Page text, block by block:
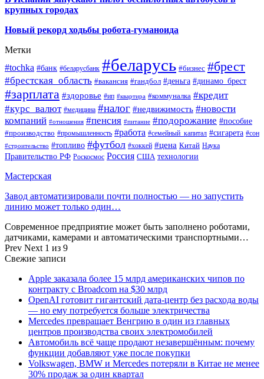
крупных городах
Новый рекорд ходьбы робота-гуманоида
Метки
#tochka #банк #беларусбанк #беларусь #бизнес #брест
#брестская_область #вакансия #гандбол #деньга #динамо_брест
#зарплата #здоровье #ип #квартира #коммуналка #кредит
#курс_валют #медицина #налог #недвижимость #новости
компаний #отношения #пенсия #питание #подорожание #пособие
#производство #промышленность #работа #семейный_капитал #сигарета #сон
#строительство #топливо #футбол #хоккей #цена Китай Наука
Правительство РФ Роскосмос Россия США технологии
Мастерская
Завод автоматизировали почти полностью — но запустить
линию может только один…
Современное предприятие может быть заполнено роботами,
датчиками, камерами и автоматическими транспортными…
Prev Next 1 из 9
Свежие записи
Apple заказала более 15 млрд американских чипов по
контракту с Broadcom на $30 млрд
OpenAI готовит гигантский дата-центр без расхода воды
— но ему потребуется больше электричества
Mercedes превращает Венгрию в один из главных
центров производства своих электромобилей
Автомобиль всё чаще продают незавершённым: почему
функции добавляют уже после покупки
Volkswagen, BMW и Mercedes потеряли в Китае не менее
30% продаж за один квартал